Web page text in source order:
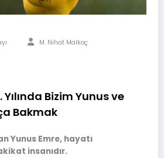
M. Nihat Malkoç
Bizim Yunus ve
Bakmak
Yunus Emre, hayatı
insanıdır.